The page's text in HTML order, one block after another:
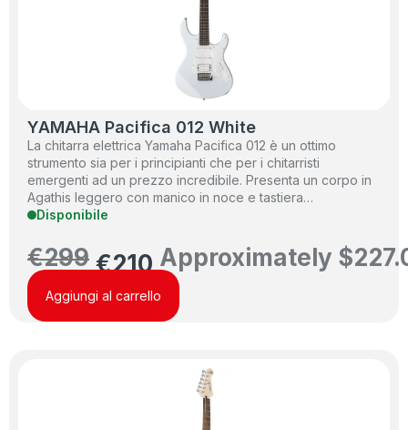
YAMAHA Pacifica 012 White
La chitarra elettrica Yamaha Pacifica 012 è un ottimo
strumento sia per i principianti che per i chitarristi
emergenti ad un prezzo incredibile. Presenta un corpo in
Agathis leggero con manico in noce e tastiera…
Disponibile
€299 €210 Approximately $
Aggiungi al carrello